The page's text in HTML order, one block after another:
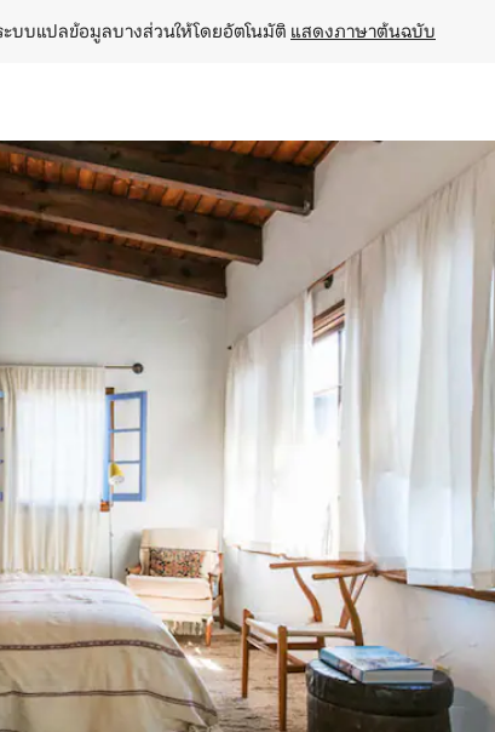
ะบบแปลข้อมูลบางส่วนให้โดยอัตโนมัติ แสดงภาษาต้นฉบับ